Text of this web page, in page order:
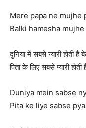
Mere papa ne mujhe
Balki hamesha
दुनिया में सबसे न्यारी होती हैं
पिता के लिए सबसे प्यारी होती
Duniya mein sabse
Pita ke liye sabse